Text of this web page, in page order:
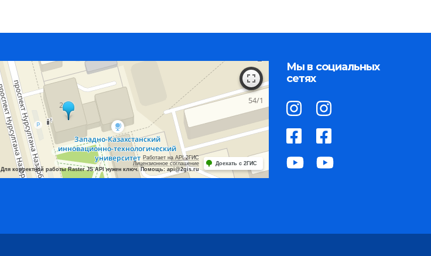
Работает на API 2ГИС
Лицензионное соглашение
Для корректной работы Raster JS API нужен ключ. Помощь: api@2gis.ru
Доехать с 2ГИС
Мы в социальных
сетях